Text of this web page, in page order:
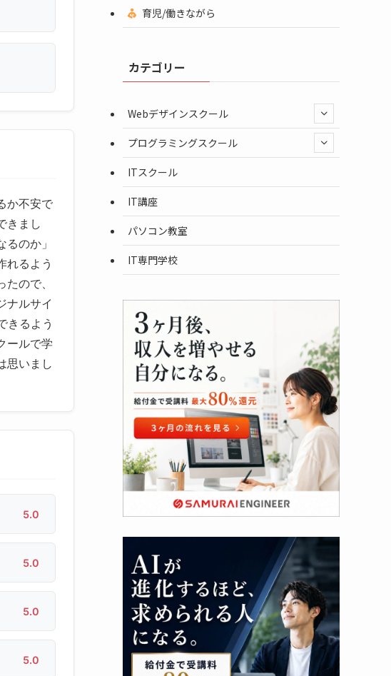
か不安で
きまし
のか」
れるよう
ので、
ナルサイ
きるよう
ールで学
思いまし
5.0
5.0
5.0
5.0
育児/働きながら
カテゴリー
Webデザインスクール
プログラミングスクール
ITスクール
IT講座
パソコン教室
IT専門学校